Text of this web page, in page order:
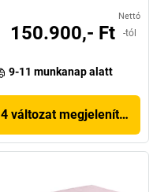
Nettó
150.900,- Ft -tól
9-11 munkanap alatt
4 változat megjelenítése